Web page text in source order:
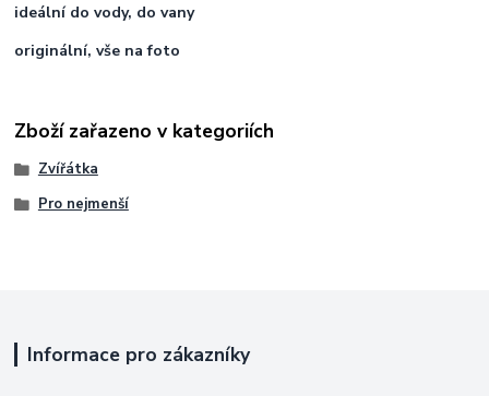
ideální do vody, do vany
originální, vše na foto
Zboží zařazeno v kategoriích
Zvířátka
Pro nejmenší
Informace pro zákazníky